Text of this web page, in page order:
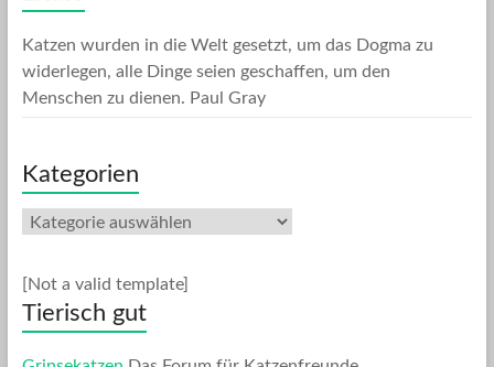
Katzen wurden in die Welt gesetzt, um das Dogma zu
widerlegen, alle Dinge seien geschaffen, um den
Menschen zu dienen. Paul Gray
Kategorien
Kategorien
[Not a valid template]
Tierisch gut